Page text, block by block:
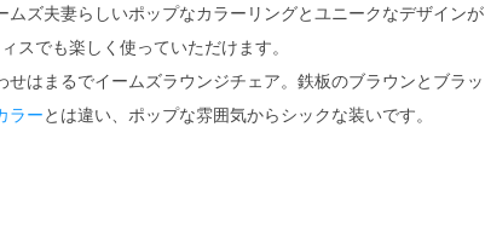
ズ夫妻らしいポップなカラーリングとユニークなデザインが
スでも楽しく使っていただけます。
はまるでイームズラウンジチェア。鉄板のブラウンとブラッ
ラーとは違い、ポップな雰囲気からシックな装いです。